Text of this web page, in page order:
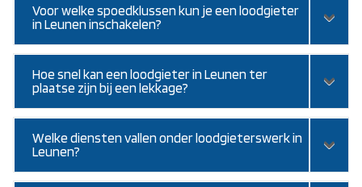
Voor welke spoedklussen kun je een loodgieter
in Leunen inschakelen?
Hoe snel kan een loodgieter in Leunen ter
plaatse zijn bij een lekkage?
Welke diensten vallen onder loodgieterswerk in
Leunen?